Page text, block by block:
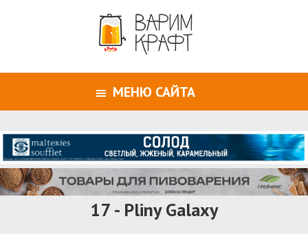
МЕНЮ САЙТА
17 - Pliny Galaxy